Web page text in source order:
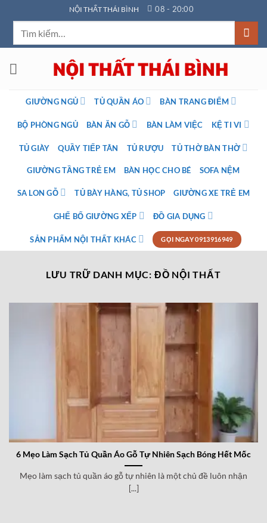
qua
dung
NỘI THẤT THÁI BÌNH 08 - 20:00
GIƯỜNG NGỦ TỦ QUẦN ÁO BÀN TRANG ĐIỂM
BỘ PHÒNG NGỦ BÀN ĂN GỖ BÀN LÀM VIỆC KỆ TI VI
TỦ GIÀY QUẦY TIẾP TÂN TỦ RƯỢU TỦ THỜ BÀN THỜ
GIƯỜNG TẦNG TRẺ EM BÀN HỌC CHO BÉ SOFA NỆM
SA LON GỖ TỦ BÀY HÀNG, TỦ SHOP GIƯỜNG XE TRẺ EM
GHẾ BỐ GIƯỜNG XẾP ĐỒ GIA DỤNG
SẢN PHẨM NỘI THẤT KHÁC GỌI NGAY 0913916949
LƯU TRỮ DANH MỤC: ĐỒ NỘI THẤT
6 Mẹo Làm Sạch Tủ Quần Áo Gỗ Tự Nhiên Sạch Bóng Hết Mốc
Mẹo làm sạch tủ quần áo gỗ tự nhiên là một chủ đề luôn nhận
[...]